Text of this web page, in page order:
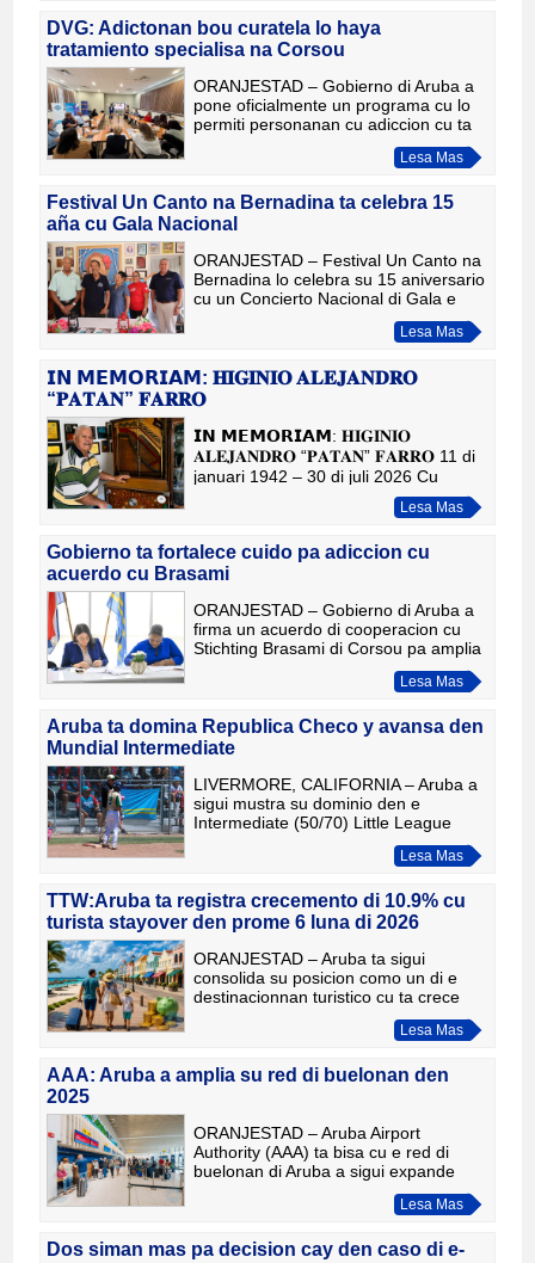
hunga awe,
DVG: Adictonan bou curatela lo haya
tratamiento specialisa na Corsou
ORANJESTAD – Gobierno di Aruba a
pone oficialmente un programa cu lo
permiti personanan cu adiccion cu ta
of ta wordo poni bou curatela di un
hues haya tratamento residencial
Lesa Mas
Festival Un Canto na Bernadina ta celebra 15
aña cu Gala Nacional
ORANJESTAD – Festival Un Canto na
Bernadina lo celebra su 15 aniversario
cu un Concierto Nacional di Gala e
diasabra, 8 di augustus, na Centro di
Bario Brazil. E evento ta honra e
Lesa Mas
𝗜𝗡 𝗠𝗘𝗠𝗢𝗥𝗜𝗔𝗠: 𝐇𝐈𝐆𝐈𝐍𝐈𝐎 𝐀𝐋𝐄𝐉𝐀𝐍𝐃𝐑𝐎
“𝐏𝐀𝐓𝐀𝐍” 𝐅𝐀𝐑𝐑𝐎
𝗜𝗡 𝗠𝗘𝗠𝗢𝗥𝗜𝗔𝗠: 𝐇𝐈𝐆𝐈𝐍𝐈𝐎
𝐀𝐋𝐄𝐉𝐀𝐍𝐃𝐑𝐎 “𝐏𝐀𝐓𝐀𝐍” 𝐅𝐀𝐑𝐑𝐎 11 di
januari 1942 – 30 di juli 2026 Cu
profundo tristeza, Departamento di
Cultura Aruba a ricibi e noticia di
Lesa Mas
Gobierno ta fortalece cuido pa adiccion cu
acuerdo cu Brasami
ORANJESTAD – Gobierno di Aruba a
firma un acuerdo di cooperacion cu
Stichting Brasami di Corsou pa amplia
e acceso na tratamiento residencial
specialisa pa personanan cu taLesa Mas
Aruba ta domina Republica Checo y avansa den
Mundial Intermediate
LIVERMORE, CALIFORNIA – Aruba a
sigui mustra su dominio den e
Intermediate (50/70) Little League
World Series despues di gana 9-5 di
Republica Checo y asegura un puesto
Lesa Mas
TTW:Aruba ta registra crecemento di 10.9% cu
turista stayover den prome 6 luna di 2026
ORANJESTAD – Aruba ta sigui
consolida su posicion como un di e
destinacionnan turistico cu ta crece
mas den Caribe. Segun un analisis
publica door di Travel and Tour World,
Lesa Mas
AAA: Aruba a amplia su red di buelonan den
2025
ORANJESTAD – Aruba Airport
Authority (AAA) ta bisa cu e red di
buelonan di Aruba a sigui expande
durante 2025, cu mas frecuencia, mas
capacidad y nobo conexionnan cu
Lesa Mas
Dos siman mas pa decision cay den caso di e-